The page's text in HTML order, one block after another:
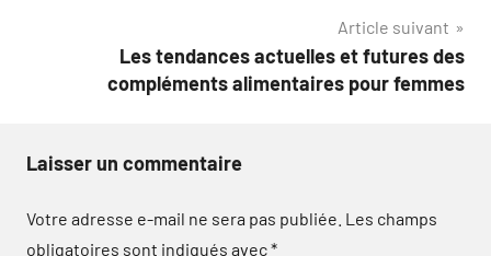
Article suivant
Les tendances actuelles et futures des
compléments alimentaires pour femmes
Laisser un commentaire
Votre adresse e-mail ne sera pas publiée. Les champs
obligatoires sont indiqués avec*